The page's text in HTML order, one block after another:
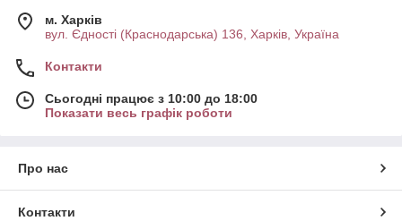
м. Харків
вул. Єдності (Краснодарська) 136, Харків, Україна
Контакти
Сьогодні працює з 10:00 до 18:00
Показати весь графік роботи
Про нас
Контакти